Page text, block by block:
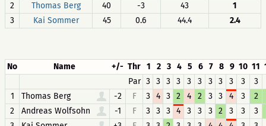
2
Thomas Berg 40 -3 43
1
3
Kai Sommer 45 0.6 44.4 2.4
No Name +/- Thr 1 2 3 4 5 6 7 8 9 10 11
Par 3 3 3 3 3 3 3 3 3 3
3
1
Thomas Berg -2 F 3 4 3 2 4 2 3 3 4 3
2
2
Andreas Wolfsohn -1 F 3 3 3 4 3 3 3 2 3 3
3